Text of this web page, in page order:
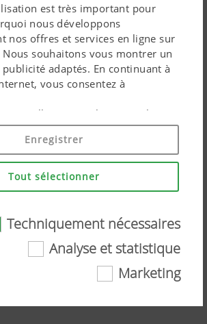
est très important pour
nous développons
nos offres et services en ligne sur
souhaitons vous montrer un
adaptés. En continuant à
vous consentez à
techniquement nécessaires.
sont utilisées par les
Google uniquement si vous
en cliquant sur « tout
pouvez également effectuer un
à l'aide des cases à
nécessaires
Enregistrer
Tout sélectionner
Techniquement nécessaires
Analyse et statistique
Marketing
COLLECTOR –
de fauche